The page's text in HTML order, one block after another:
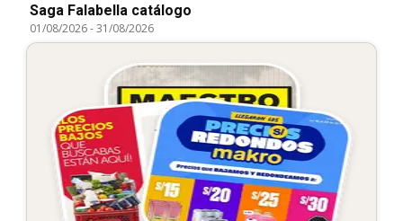
Saga Falabella catálogo
01/08/2026-31/08/2026